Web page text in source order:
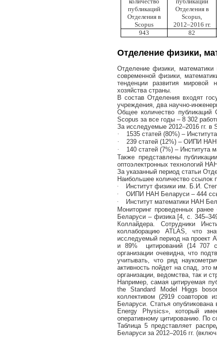
публикаций
Отделения в
Scopus
Отделения в
Scopus,
2012–2016 гг.
943
82
Отделение физики,
Отделение физики,
современной физики,
тенденции развития мировой
хозяйства страны.
В состав Отделения входят
учреждения, два научно-
Общее количество
Scopus за все годы – 8 302
За исследуемые 2012–2016 гг. в
·
1535 статей (80%) –
·
239 статей (12%) – ОИПИ
·
140 статей (7%) – Института
Также представлены
оптоэлектронных технологий
За указанный период статьи
Наибольшее количество ссылок
·
Институт физики им. Б.И.
·
ОИПИ НАН Беларуси – 444
·
Институт математики НАН
Мониторинг проведенных
Беларуси – физика [4, с.
Коллайдера. Сотрудники
коллаборацию ATLAS, что
исследуемый период на проект
и 89% цитирований (14 707
организации очевидна, что
учитывать, что ряд
активность пойдет на спад, это
организации, ведомства, так и
Например, самая цитируемая
the
Standard Model Higgs
коллективом (2919
Беларуси. Статья
Energy Physics», который
оперативному цитированию. По
Таблица 5 представляет
Беларуси за 2012–2016 гг.